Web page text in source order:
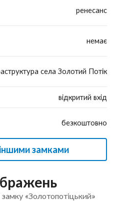
ренесанс
немає
села Золотий Потік
відкритий вхід
безкоштовно
замками
«Золотопотіцький»